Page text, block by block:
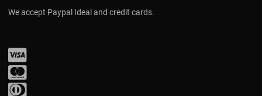
We accept Paypal Ideal and credit cards.